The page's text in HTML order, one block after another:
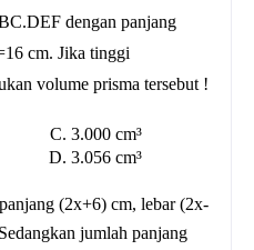
dengan panjang
cm. Jika tinggi
volume prisma tersebut !
3.000 cm³
3.056 cm³
(2x+6) cm, lebar (2x-
Sedangkan jumlah panjang